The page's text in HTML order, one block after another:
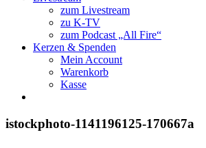
zum Livestream
zu K-TV
zum Podcast „All Fire“
Kerzen & Spenden
Mein Account
Warenkorb
Kasse
istockphoto-1141196125-170667a